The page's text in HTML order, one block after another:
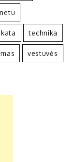
technika
vestuvės